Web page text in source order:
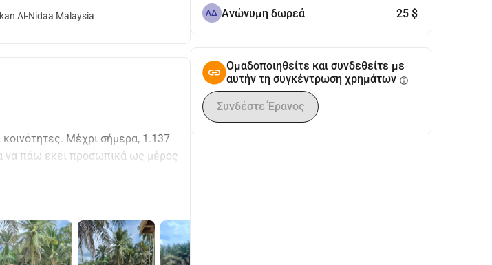
Al-Nidaa Malaysia
Μέχρι σήμερα, 1.137
να πάω εκεί προσωπικά ως μέρος
ΑΔ Ανώνυμη δωρεά 25 $
Ομαδοποιηθείτε και συνδεθείτε με
αυτήν τη συγκέντρωση χρημάτων info
Συνδέστε Έρανος